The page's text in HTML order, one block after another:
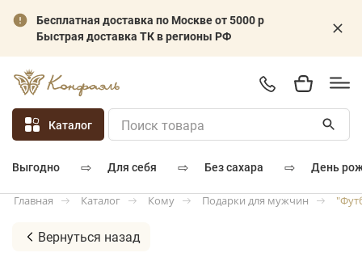
Бесплатная доставка по Москве от 5000 р
Быстрая доставка ТК в регионы РФ
Каталог
выгодно ⇨ для себя ⇨ без сахара ⇨ день
Главная Каталог Кому Подарки для мужчин
Вернуться назад